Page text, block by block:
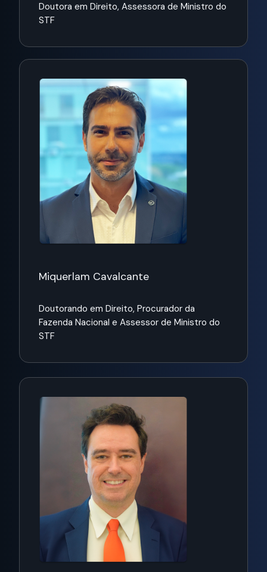
Doutora em Direito, Assessora de Ministro do
STF
Miquerlam Cavalcante
Doutorando em Direito, Procurador da
Fazenda Nacional e Assessor de Ministro do
STF